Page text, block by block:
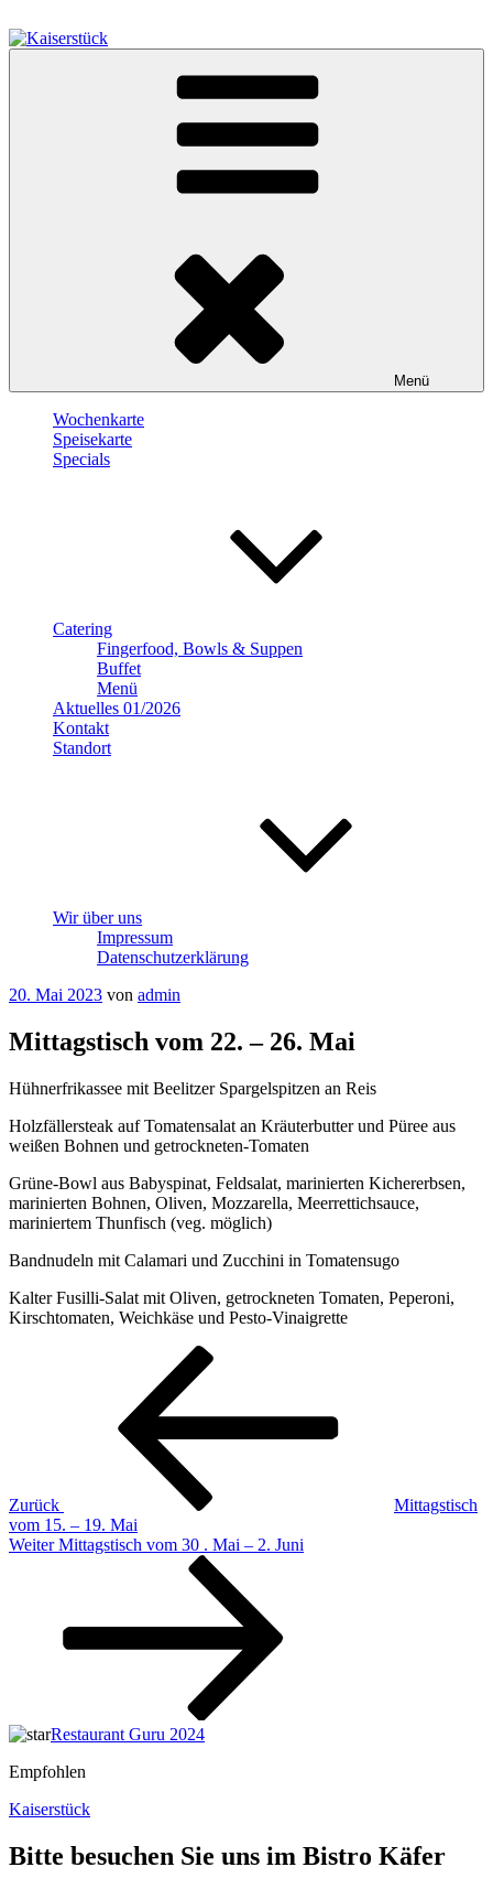
Inhalt
springen
Menü
Wochenkarte
Speisekarte
Specials
Catering
Fingerfood, Bowls & Suppen
Buffet
Menü
Aktuelles 01/2026
Kontakt
Standort
Wir über uns
Impressum
Datenschutzerklärung
Veröffentlicht
20. Mai 2023 von admin
Mittagstisch vom 22. – 26. Mai
Hühnerfrikassee mit Beelitzer Spargelspitzen an Reis
Holzfällersteak auf Tomatensalat an Kräuterbutter und Püree aus
weißen Bohnen und getrockneten-Tomaten
Grüne-Bowl aus Babyspinat, Feldsalat, marinierten Kichererbsen,
marinierten Bohnen, Oliven, Mozzarella, Meerrettichsauce,
mariniertem Thunfisch (veg. möglich)
Bandnudeln mit Calamari und Zucchini in Tomatensugo
Kalter Fusilli-Salat mit Oliven, getrockneten Tomaten, Peperoni,
Kirschtomaten, Weichkäse und Pesto-Vinaigrette
Beitragsnavigation
Zurück
Mittagstisch
vom 15. – 19. Mai
Nächster
Weiter Mittagstisch vom 30 . Mai – 2. Juni
Restaurant Guru 2024
Empfohlen
Kaiserstück
Bitte besuchen Sie uns im Bistro Käfer